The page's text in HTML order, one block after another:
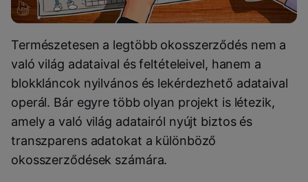
Természetesen a legtöbb okosszerződés nem a
való világ adataival és feltételeivel, hanem a
blokkláncok nyilvános és lekérdezhető adataival
operál. Bár egyre több olyan projekt is létezik,
amely a való világ adatairól nyújt biztos és
transzparens adatokat a különböző
okosszerződések számára.